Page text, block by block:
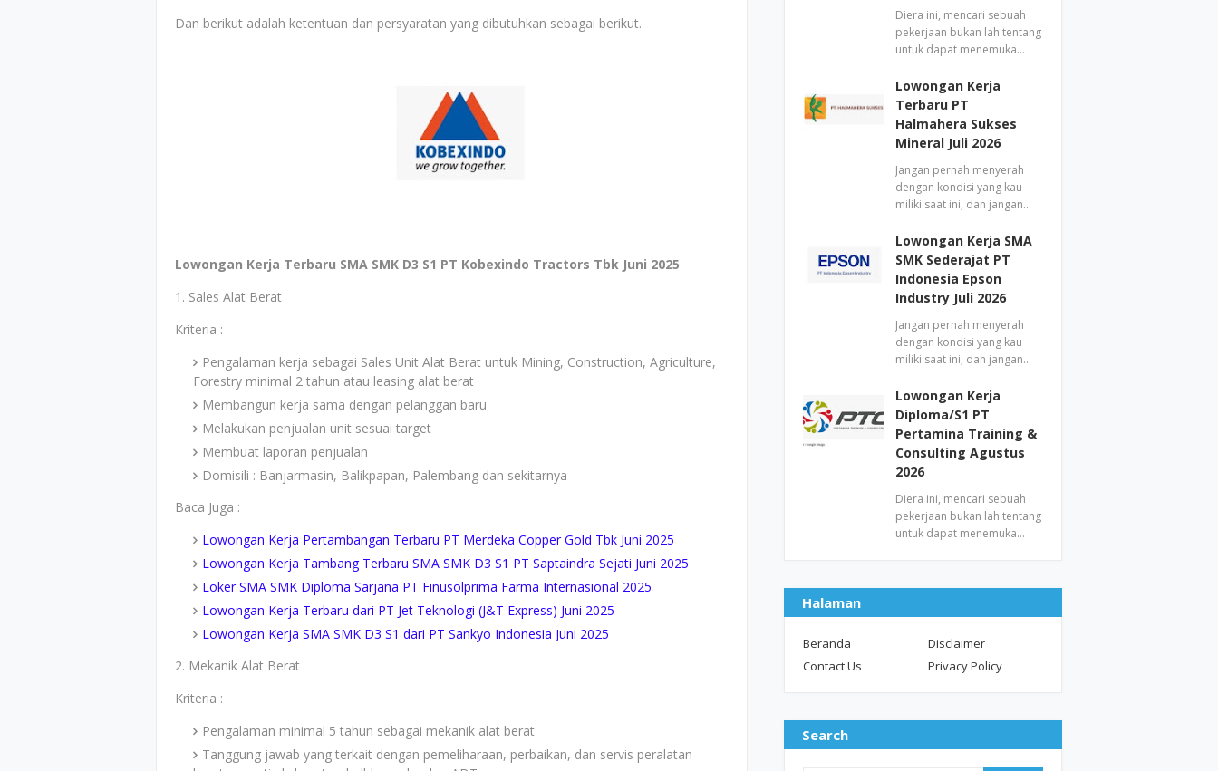
Dan berikut adalah ketentuan dan persyaratan yang dibutuhkan sebagai berikut.
Lowongan Kerja Terbaru SMA SMK D3 S1 PT Kobexindo Tractors Tbk Juni 2025
1. Sales Alat Berat
Kriteria :
Pengalaman kerja sebagai Sales Unit Alat Berat untuk Mining, Construction, Agriculture,
Forestry minimal 2 tahun atau leasing alat berat
Membangun kerja sama dengan pelanggan baru
Melakukan penjualan unit sesuai target
Membuat laporan penjualan
Domisili : Banjarmasin, Balikpapan, Palembang dan sekitarnya
Baca Juga :
Lowongan Kerja Pertambangan Terbaru PT Merdeka Copper Gold Tbk Juni 2025
Lowongan Kerja Tambang Terbaru SMA SMK D3 S1 PT Saptaindra Sejati Juni 2025
Loker SMA SMK Diploma Sarjana PT Finusolprima Farma Internasional 2025
Lowongan Kerja Terbaru dari PT Jet Teknologi (J&T Express) Juni 2025
Lowongan Kerja SMA SMK D3 S1 dari PT Sankyo Indonesia Juni 2025
2. Mekanik Alat Berat
Kriteria :
Pengalaman minimal 5 tahun sebagai mekanik alat berat
Tanggung jawab yang terkait dengan pemeliharaan, perbaikan, dan servis peralatan
Diera ini, mencari sebuah
pekerjaan bukan lah tentang
untuk dapat menemuka…
Lowongan Kerja
Terbaru PT
Halmahera Sukses
Mineral Juli 2026
Jangan pernah menyerah
dengan kondisi yang kau
miliki saat ini, dan jangan…
Lowongan Kerja SMA
SMK Sederajat PT
Indonesia Epson
Industry Juli 2026
Jangan pernah menyerah
dengan kondisi yang kau
miliki saat ini, dan jangan…
Lowongan Kerja
Diploma/S1 PT
Pertamina Training &
Consulting Agustus
2026
Diera ini, mencari sebuah
pekerjaan bukan lah tentang
untuk dapat menemuka…
Halaman
Beranda
Disclaimer
Contact Us
Privacy Policy
Search